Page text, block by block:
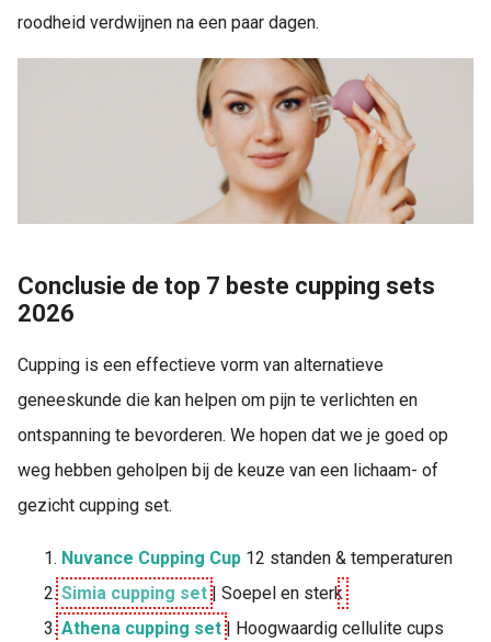
roodheid verdwijnen na een paar dagen.
Conclusie de top 7 beste cupping sets
2026
Cupping is een effectieve vorm van alternatieve
geneeskunde die kan helpen om pijn te verlichten en
ontspanning te bevorderen. We hopen dat we je goed op
weg hebben geholpen bij de keuze van een lichaam- of
gezicht cupping set.
Nuvance Cupping Cup 12 standen & temperaturen
Simia cupping set| Soepel en sterk
Athena cupping set| Hoogwaardig cellulite cups